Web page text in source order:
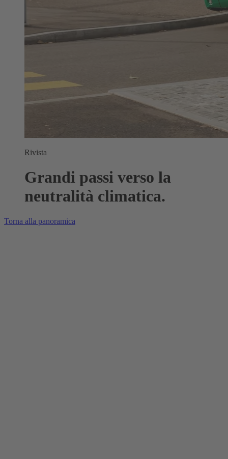
Rivista
Grandi passi verso la
neutralità climatica.
Torna alla panoramica